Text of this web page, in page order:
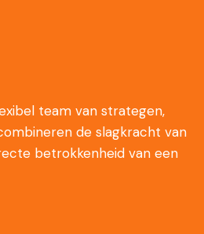
team van strategen,
de slagkracht van
betrokkenheid van een